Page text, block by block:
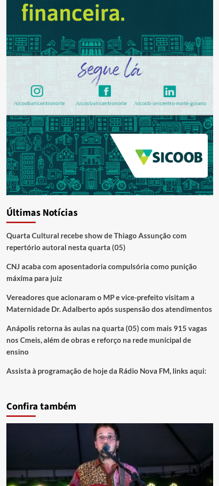
Últimas Notícias
Quarta Cultural recebe show de Thiago Assunção com
repertório autoral nesta quarta (05)
CNJ acaba com aposentadoria compulsória como punição
máxima para juiz
Vereadores que acionaram o MP e vice-prefeito visitam a
Maternidade Dr. Adalberto após suspensão dos atendimentos
Anápolis retorna às aulas na quarta (05) com mais 915 vagas
nos Cmeis, além de obras e reforço na rede municipal de
ensino
Assista à programação de hoje da Rádio Nova FM, links aqui:
Confira também